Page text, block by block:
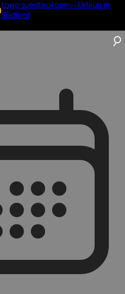
Logo suedtirol.com - Urlaub in
Südtirol